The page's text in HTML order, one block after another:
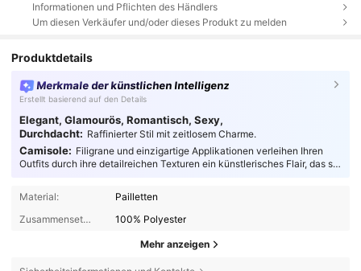
Informationen und Pflichten des Händlers
Um diesen Verkäufer und/oder dieses Produkt zu melden
Produktdetails
Merkmale der künstlichen Intelligenz
Erstellt basierend auf den Details
Elegant, Glamourös, Romantisch, Sexy,
Durchdacht: Raffinierter Stil mit zeitlosem Charme.
Camisole: Filigrane und einzigartige Applikationen verleihen Ihren
Outfits durch ihre detailreichen Texturen ein künstlerisches Flair, das sie
Material:
Pailletten
Zusammensetzung:
100% Polyester
Mehr anzeigen